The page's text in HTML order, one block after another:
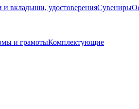
вкладыши, удостоверенияСувениры
и грамотыКомплектующие